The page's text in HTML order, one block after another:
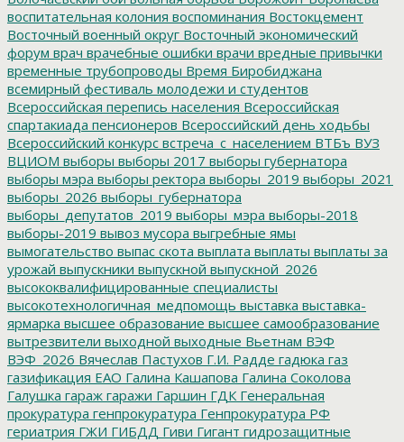
воспитательная колония воспоминания Востокцемент
Восточный военный округ Восточный экономический
форум врач врачебные ошибки врачи вредные привычки
временные трубопроводы Время Биробиджана
всемирный фестиваль молодежи и студентов
Всероссийская перепись населения Всероссийская
спартакиада пенсионеров Всероссийский день ходьбы
Всероссийский конкурс встреча_с_населением ВТБъ ВУЗ
ВЦИОМ выборы выборы 2017 выборы губернатора
выборы мэра выборы ректора выборы_2019 выборы_2021
выборы_2026 выборы_губернатора
выборы_депутатов_2019 выборы_мэра выборы-2018
выборы-2019 вывоз мусора выгребные ямы
вымогательство выпас скота выплата выплаты выплаты за
урожай выпускники выпускной выпускной_2026
высококвалифицированные специалисты
высокотехнологичная_медпомощь выставка выставка-
ярмарка высшее образование высшее самообразование
вытрезвители выходной выходные Вьетнам ВЭФ
ВЭФ_2026 Вячеслав Пастухов Г.И. Радде гадюка газ
газификация ЕАО Галина Кашапова Галина Соколова
Галушка гараж гаражи Гаршин ГДКГенеральная
прокуратура генпрокуратура Генпрокуратура РФ
гериатрия ГЖИ ГИБДД Гиви Гигант гидрозащитные